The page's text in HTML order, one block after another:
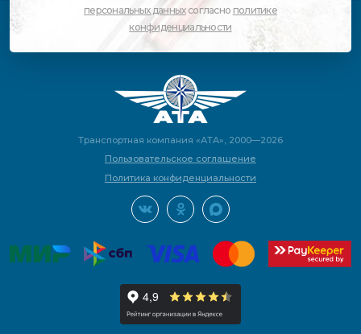
персональных данныхсогласно политике
конфиденциальности
Транспортная компания «АТА», 2000—2026
Пользовательское соглашение
Политика конфиденциальности